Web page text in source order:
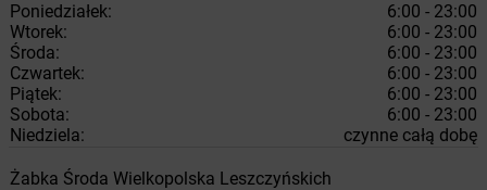
Poniedziałek:
6:00 - 23:00
Wtorek:
6:00 - 23:00
Środa:
6:00 - 23:00
Czwartek:
6:00 - 23:00
Piątek:
6:00 - 23:00
Sobota:
6:00 - 23:00
Niedziela:
czynne całą dobę
Żabka Środa Wielkopolska Leszczyńskich